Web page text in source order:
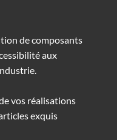
de composants
aux
vos réalisations
exquis